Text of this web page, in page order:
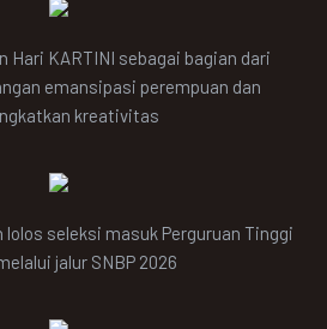
Hari KARTINI sebagai bagian dari
emansipasi perempuan dan
kreativitas
seleksi masuk Perguruan Tinggi
jalur SNBP 2026